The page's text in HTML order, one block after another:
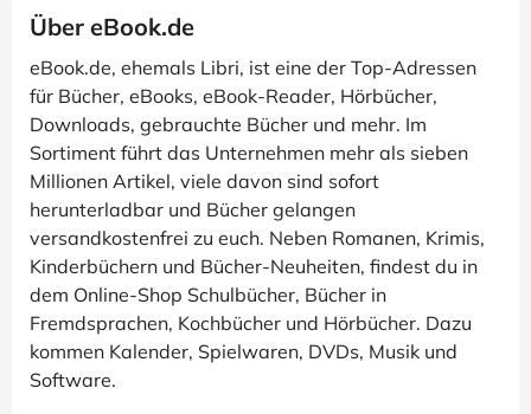
Über eBook.de
eBook.de, ehemals Libri, ist eine der Top-Adressen
für Bücher, eBooks, eBook-Reader, Hörbücher,
Downloads, gebrauchte Bücher und mehr. Im
Sortiment führt das Unternehmen mehr als sieben
Millionen Artikel, viele davon sind sofort
herunterladbar und Bücher gelangen
versandkostenfrei zu euch. Neben Romanen, Krimis,
Kinderbüchern und Bücher-Neuheiten, findest du in
dem Online-Shop Schulbücher, Bücher in
Fremdsprachen, Kochbücher und Hörbücher. Dazu
kommen Kalender, Spielwaren, DVDs, Musik und
Software.